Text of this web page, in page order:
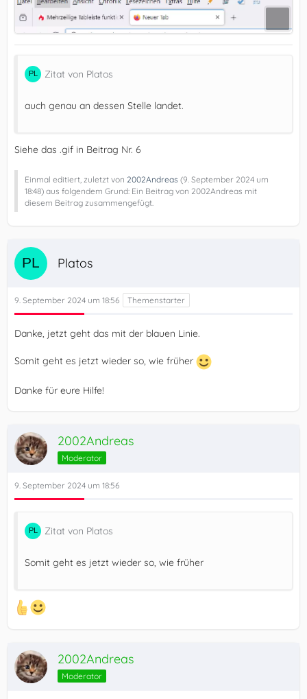
Zitat von Platos
auch genau an dessen Stelle landet.
Siehe das .gif in Beitrag Nr. 6
Einmal editiert, zuletzt von 2002Andreas (9. September 2024 um
18:48) aus folgendem Grund: Ein Beitrag von 2002Andreas mit
diesem Beitrag zusammengefügt.
Platos
9. September 2024 um 18:56
Danke, jetzt geht das mit der blauen Linie.
Somit geht es jetzt wieder so, wie früher
Danke für eure Hilfe!
2002Andreas
Moderator
9. September 2024 um 18:56
Zitat von Platos
Somit geht es jetzt wieder so, wie früher
2002Andreas
Moderator